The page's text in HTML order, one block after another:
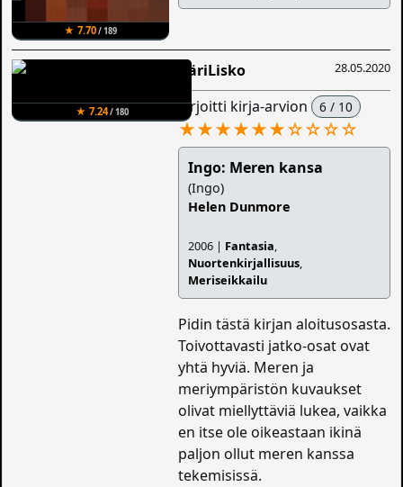
★ 7.70/ 189
★ 7.24/ 180
28.05.2020
ÄäriLisko
kirjoitti kirja-arvion 6 / 10
★★★★★★☆☆☆☆
Ingo: Meren kansa
(Ingo)
Helen Dunmore
2006 | Fantasia,
Nuortenkirjallisuus,
Meriseikkailu
Pidin tästä kirjan aloitusosasta.
Toivottavasti jatko-osat ovat
yhtä hyviä. Meren ja
meriympäristön kuvaukset
olivat miellyttäviä lukea, vaikka
en itse ole oikeastaan ikinä
paljon ollut meren kanssa
tekemisissä.